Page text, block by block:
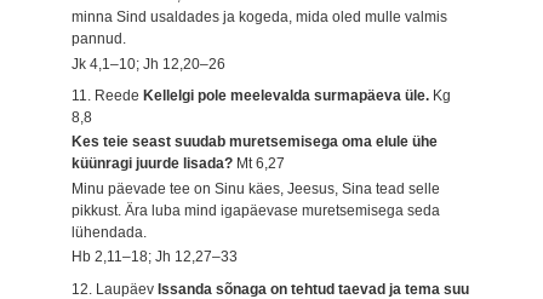
minna Sind usaldades ja kogeda, mida oled mulle valmis
pannud.
Jk 4,1–10; Jh 12,20–26
11. Reede Kellelgi pole meelevalda surmapäeva üle. Kg
8,8
Kes teie seast suudab muretsemisega oma elule ühe
küünragi juurde lisada? Mt 6,27
Minu päevade tee on Sinu käes, Jeesus, Sina tead selle
pikkust. Ära luba mind igapäevase muretsemisega seda
lühendada.
Hb 2,11–18; Jh 12,27–33
12. LaupäevIssanda sõnaga on tehtud taevad ja tema suu